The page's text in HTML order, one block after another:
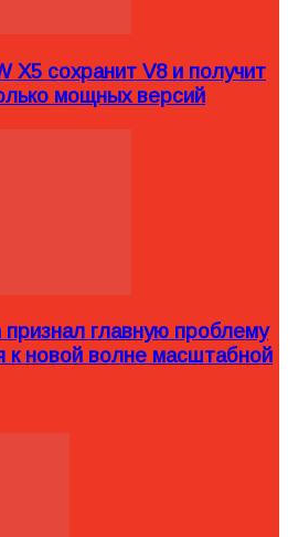
X5 сохранит V8 и получит
мощных версий
признал главную проблему
к новой волне масштабной